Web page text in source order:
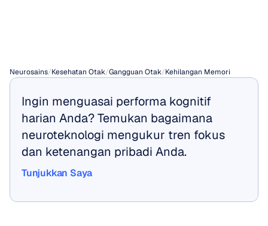
Neurosains/Kesehatan Otak/Gangguan Otak/Kehilangan Memori
Ingin menguasai performa kognitif
harian Anda? Temukan bagaimana
neuroteknologi mengukur tren fokus
dan ketenangan pribadi Anda.
Tunjukkan Saya